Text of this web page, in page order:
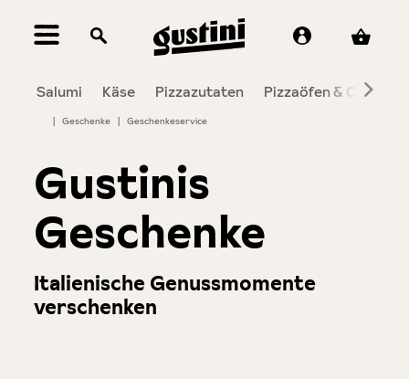
springen
Salumi Käse Pizzazutaten Pizzaöfen & Co.
| Geschenke | Geschenkeservice
Gustinis
Geschenke
Italienische Genussmomente
verschenken